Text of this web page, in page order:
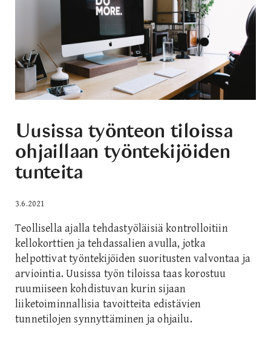
Uusissa työnteon tiloissa
ohjaillaan työntekijöiden
tunteita
3.6.2021
Teollisella ajalla tehdastyöläisiä kontrolloitiin
kellokorttien ja tehdassalien avulla, jotka
helpottivat työntekijöiden suoritusten valvontaa ja
arviointia. Uusissa työn tiloissa taas korostuu
ruumiiseen kohdistuvan kurin sijaan
liiketoiminnallisia tavoitteita edistävien
tunnetilojen synnyttäminen ja ohjailu.